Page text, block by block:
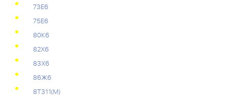
73Е6
75Е6
80К6
82Х6
83Х6
86Ж6
8Т311(М)